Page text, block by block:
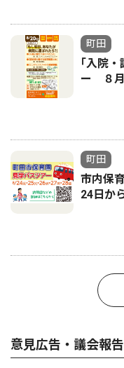
町田
｢入院
ー ８
町田
市内保
24日か
意見広告・議会報告